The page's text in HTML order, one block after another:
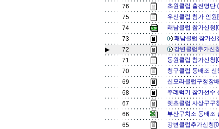
76
초원클럽 출전명
75
우신클럽 참가 인
74
쾌남클럽 참가신
73
쾌남클럽 참가
▶
72
강변클럽추가신
71
동원클럽 참가신
70
청구클럽 동배조
69
신모라클럽구청장
68
주례럭키 참가선
67
렛츠클럽 사상구
66
부산구치소 동배
65
강변클럽추가신청